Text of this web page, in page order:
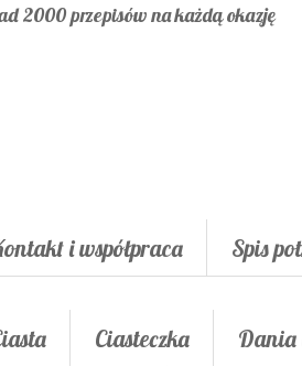
2000 przepisów na każdą okazję
i współpraca Spis
Ciasteczka Dania